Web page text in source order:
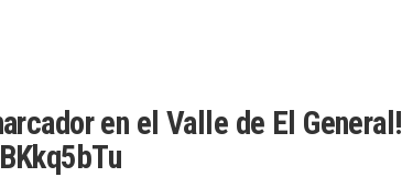
en el Valle de El General!